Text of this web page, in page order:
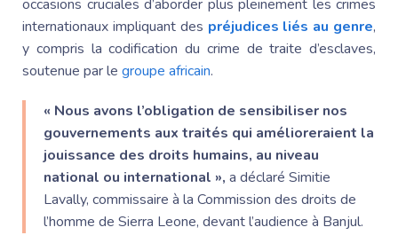
occasions cruciales d’aborder plus pleinement les crimes
internationaux impliquant des préjudices liés au genre,
y compris la codification du crime de traite d’esclaves,
soutenue par le groupe africain.
« Nous avons l’obligation de sensibiliser nos
gouvernements aux traités qui amélioreraient la
jouissance des droits humains, au niveau
national ou international », a déclaré Simitie
Lavally, commissaire à la Commission des droits de
l’homme de Sierra Leone, devant l’audience à Banjul.